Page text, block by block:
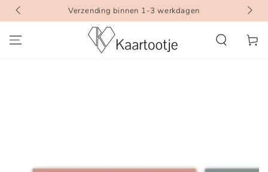
GA DOOR NAAR
INHOUD
Verzending binnen 1-3 werkdagen